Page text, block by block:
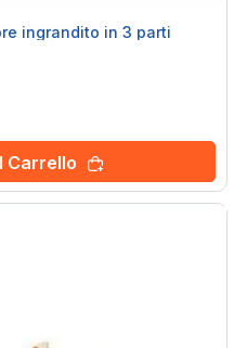
ingrandito in 3 parti
Carrello